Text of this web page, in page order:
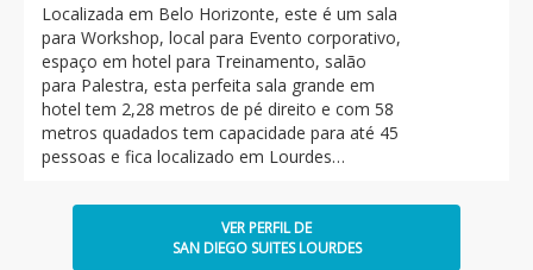
Localizada em Belo Horizonte, este é um sala
para Workshop, local para Evento corporativo,
espaço em hotel para Treinamento, salão
para Palestra, esta perfeita sala grande em
hotel tem 2,28 metros de pé direito e com 58
metros quadados tem capacidade para até 45
pessoas e fica localizado em Lourdes…
VER PERFIL DE
SAN DIEGO SUITES LOURDES